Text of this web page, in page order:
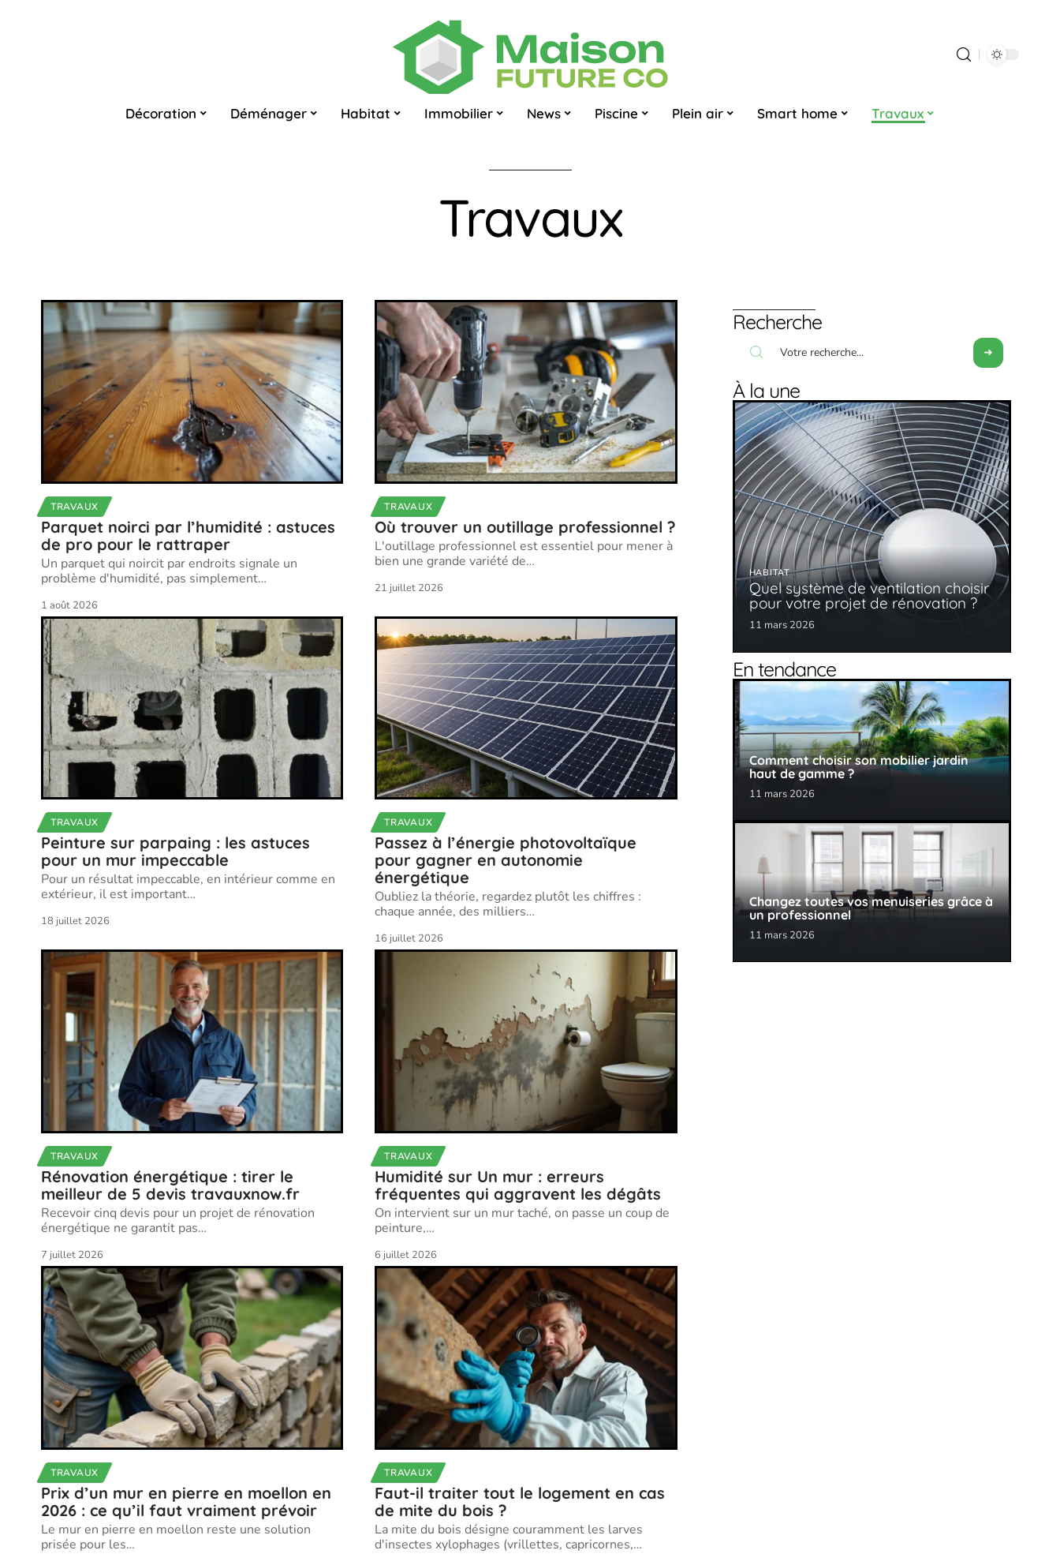
Décoration Déménager Habitat Immobilier News Piscine Plein air Smart home Travaux
Travaux
TRAVAUX
Parquet noirci par l’humidité : astuces
de pro pour le rattraper
Un parquet qui noircit par endroits signale un
problème d'humidité, pas simplement…
1 août 2026
TRAVAUX
Où trouver un outillage professionnel ?
L'outillage professionnel est essentiel pour mener à
bien une grande variété de…
21 juillet 2026
TRAVAUX
Peinture sur parpaing : les astuces
pour un mur impeccable
Pour un résultat impeccable, en intérieur comme en
extérieur, il est important…
18 juillet 2026
TRAVAUX
Passez à l’énergie photovoltaïque
pour gagner en autonomie
énergétique
Oubliez la théorie, regardez plutôt les chiffres :
chaque année, des milliers…
16 juillet 2026
TRAVAUX
Rénovation énergétique : tirer le
meilleur de 5 devis travauxnow.fr
Recevoir cinq devis pour un projet de rénovation
énergétique ne garantit pas…
7 juillet 2026
TRAVAUX
Humidité sur Un mur : erreurs
fréquentes qui aggravent les dégâts
On intervient sur un mur taché, on passe un coup de
peinture,…
6 juillet 2026
TRAVAUX
Prix d’un mur en pierre en moellon en
2026 : ce qu’il faut vraiment prévoir
Le mur en pierre en moellon reste une solution
prisée pour les…
TRAVAUX
Faut-il traiter tout le logement en cas
de mite du bois ?
La mite du bois désigne couramment les larves
d'insectes xylophages (vrillettes, capricornes,…
Recherche
À la une
HABITAT
Quel système de ventilation choisir
pour votre projet de rénovation ?
11 mars 2026
En tendance
Comment choisir son mobilier jardin
haut de gamme ?
11 mars 2026
Changez toutes vos menuiseries grâce à
un professionnel
11 mars 2026